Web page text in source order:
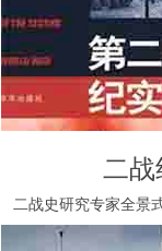
二
二战史研究专家全景